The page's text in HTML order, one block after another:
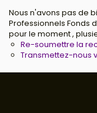
Nous n'avons pas de
Professionnels Fonds
pour le moment ,
Re-soumettre la
Transmettez-nous